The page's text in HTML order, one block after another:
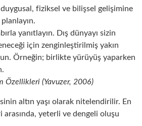
fiziksel ve bilişsel gelişimine
yanıtlayın. Dış dünyayı sizin
için zenginleştirilmiş yakın
Örneğin; birlikte yürüyüş yaparken
Özellikleri (Yavuzer, 2006)
altın yaşı olarak nitelendirilir. En
arasında, yeterli ve dengeli oluşu